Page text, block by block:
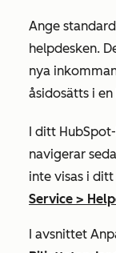
Ange
helpdesken.
nya
åsidosätts i
I ditt
navigerar
inte visas i
Service >
I avsnittet